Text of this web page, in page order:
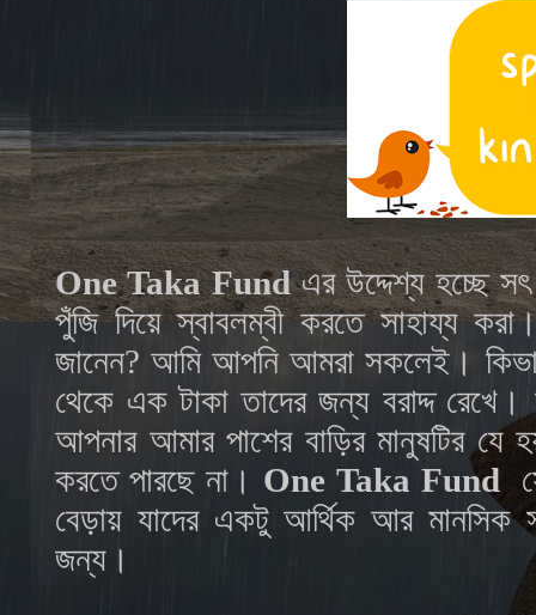
One Taka Fundএর উদ্দেশ্য হচ্ছে সৎ
পুঁজি দিয়ে স্বাবলম্বী করতে সাহায্য
জানেন? আমি আপনি আমরা সকলেই।
থেকে এক টাকা তাদের জন্য বরাদ্দ
আপনার আমার পাশের বাড়ির মানুষটির
করতে পারছে না। One Taka Fund
বেড়ায় যাদের একটু আর্থিক আর
জন্য।